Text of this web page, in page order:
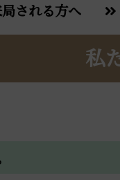
される方へ
私